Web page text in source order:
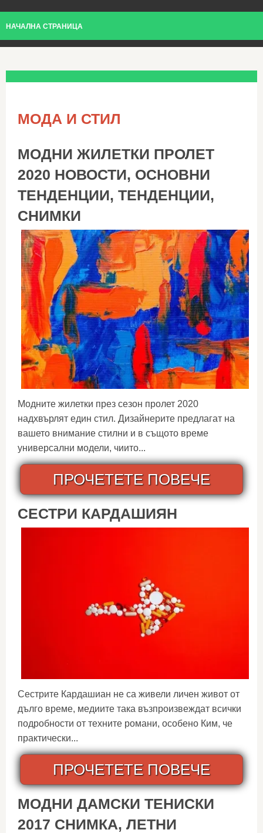
НАЧАЛНА СТРАНИЦА
МОДА И СТИЛ
МОДНИ ЖИЛЕТКИ ПРОЛЕТ
2020 НОВОСТИ, ОСНОВНИ
ТЕНДЕНЦИИ, ТЕНДЕНЦИИ,
СНИМКИ
Модните жилетки през сезон пролет 2020
надхвърлят един стил. Дизайнерите предлагат на
вашето внимание стилни и в същото време
универсални модели, чиито...
ПРОЧЕТЕТЕ ПОВЕЧЕ
СЕСТРИ КАРДАШИЯН
Сестрите Кардашиан не са живели личен живот от
дълго време, медиите така възпроизвеждат всички
подробности от техните романи, особено Ким, че
практически...
ПРОЧЕТЕТЕ ПОВЕЧЕ
МОДНИ ДАМСКИ ТЕНИСКИ
2017 СНИМКА, ЛЕТНИ